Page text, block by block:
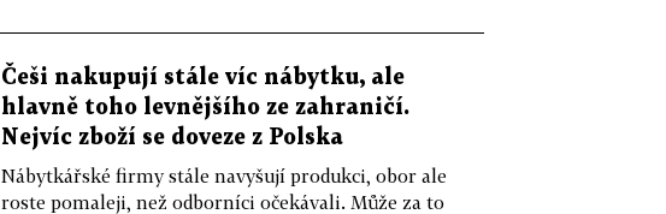
Češi nakupují stále víc nábytku, ale
hlavně toho levnějšího ze zahraničí.
Nejvíc zboží se doveze z Polska
Nábytkářské firmy stále navyšují produkci, obor ale
roste pomaleji, než odborníci očekávali. Může za to